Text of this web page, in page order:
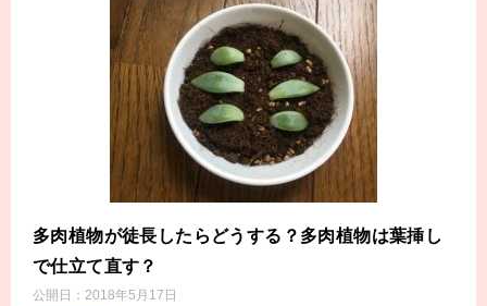
多肉植物が徒長したらどうする？多肉植物は葉挿し
で仕立て直す？
公開日： 2018年5月17日